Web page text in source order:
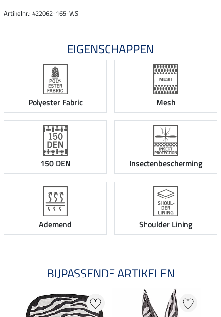
Artikelnr.: 422062-165-WS
EIGENSCHAPPEN
Polyester Fabric Mesh
150 DEN Insectenbescherming
Ademend Shoulder Lining
BIJPASSENDE ARTIKELEN